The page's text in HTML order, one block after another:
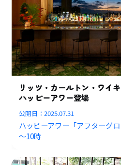
リッツ・カールトン・ワイ
ハッピーアワー登場
公開日：2025.07.31
ハッピーアワー「アフターグ
～10時